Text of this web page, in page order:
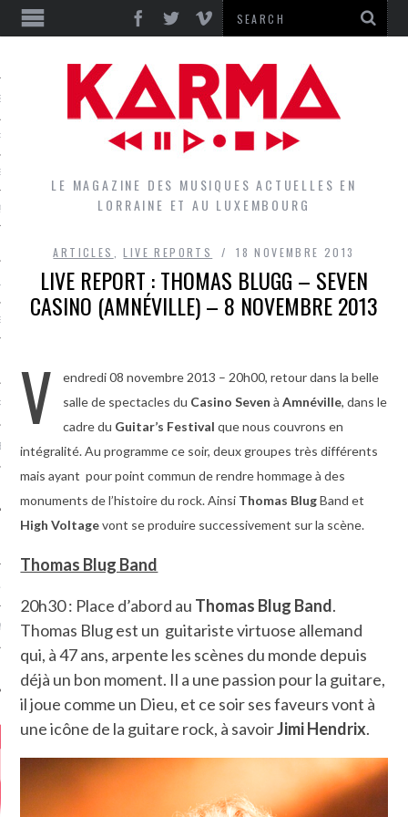
GROUPES DU LOCAL
LE MAGAZINE DES MUSIQUES ACTUELLES EN
LORRAINE ET AU LUXEMBOURG
ARTICLES ,LIVE REPORTS 18 NOVEMBRE 2013
LIVE REPORT : THOMAS BLUGG – SEVEN
CASINO (AMNÉVILLE) – 8 NOVEMBRE 2013
V
endredi 08 novembre 2013 – 20h00, retour dans la belle
salle de spectacles du Casino Seven àAmnéville, dans le
cadre du Guitar’s Festival que nous couvrons en
intégralité. Au programme ce soir, deux groupes très différents
mais ayant pour point commun de rendre hommage à des
monuments de l’histoire du rock. Ainsi Thomas BlugBand et
High Voltagevont se produire successivement sur la scène.
Thomas Blug Band
20h30 : Place d’abord au Thomas Blug Band.
Thomas Blug est un guitariste virtuose allemand
qui, à 47 ans, arpente les scènes du monde depuis
déjà un bon moment. Il a une passion pour la guitare,
il joue comme un Dieu, et ce soir ses faveurs vont à
une icône de la guitare rock, à savoirJimi Hendrix.